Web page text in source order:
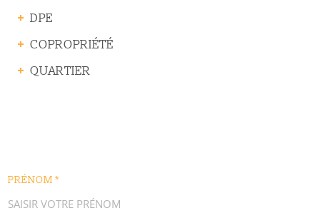
DPE
COPROPRIÉTÉ
QUARTIER
PRÉNOM *